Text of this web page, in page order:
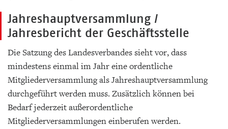
Jahreshauptversammlung /
Jahresbericht der Geschäftsstelle
Die Satzung des Landesverbandes sieht vor, dass
mindestens einmal im Jahr eine ordentliche
Mitgliederversammlung als Jahreshauptversammlung
durchgeführt werden muss. Zusätzlich können bei
Bedarf jederzeit außerordentliche
Mitgliederversammlungen einberufen werden.